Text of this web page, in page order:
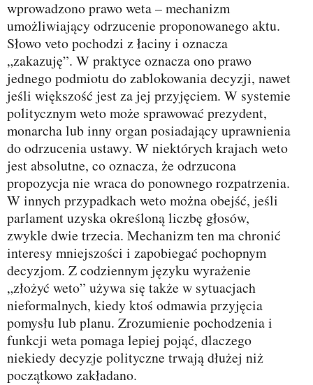
wprowadzono prawo weta – mechanizm
umożliwiający odrzucenie proponowanego aktu.
Słowo veto pochodzi z łaciny i oznacza
„zakazuję”. W praktyce oznacza ono prawo
jednego podmiotu do zablokowania decyzji, nawet
jeśli większość jest za jej przyjęciem. W systemie
politycznym weto może sprawować prezydent,
monarcha lub inny organ posiadający uprawnienia
do odrzucenia ustawy. W niektórych krajach weto
jest absolutne, co oznacza, że odrzucona
propozycja nie wraca do ponownego rozpatrzenia.
W innych przypadkach weto można obejść, jeśli
parlament uzyska określoną liczbę głosów,
zwykle dwie trzecia. Mechanizm ten ma chronić
interesy mniejszości i zapobiegać pochopnym
decyzjom. Z codziennym języku wyrażenie
„złożyć weto” używa się także w sytuacjach
nieformalnych, kiedy ktoś odmawia przyjęcia
pomysłu lub planu. Zrozumienie pochodzenia i
funkcji weta pomaga lepiej pojąć, dlaczego
niekiedy decyzje polityczne trwają dłużej niż
początkowo zakładano.